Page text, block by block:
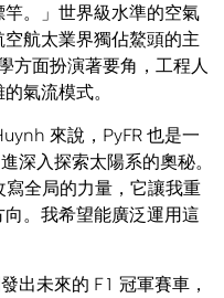
。」世界級水準的空氣
航太業界獨佔鰲頭的主
方面扮演著要角，工程人
氣流模式。
來說，PyFR 也是一
深入探索太陽系的奧秘。
寫全局的力量，它讓我重
。我希望能廣泛運用這
出未來的 F1 冠軍賽車，